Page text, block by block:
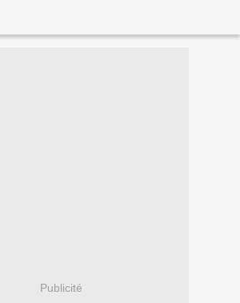
Publicité